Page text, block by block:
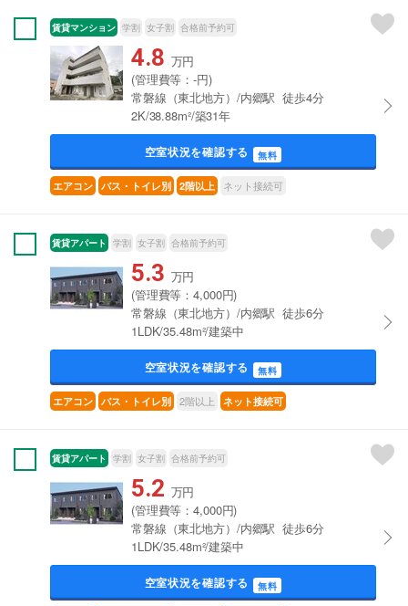
賃貸マンション 学割 女子割 合格前予約可
4.8 万円
(管理費等：-円)
常磐線（東北地方）/内郷駅 徒歩4分
2K/38.88m²/築31年
空室状況を確認する 無料
エアコン バス・トイレ別 2階以上 ネット接続可
賃貸アパート 学割 女子割 合格前予約可
5.3 万円
(管理費等：4,000円)
常磐線（東北地方）/内郷駅 徒歩6分
1LDK/35.48m²/建築中
空室状況を確認する 無料
エアコン バス・トイレ別 2階以上 ネット接続可
賃貸アパート 学割 女子割 合格前予約可
5.2 万円
(管理費等：4,000円)
常磐線（東北地方）/内郷駅 徒歩6分
1LDK/35.48m²/建築中
空室状況を確認する 無料